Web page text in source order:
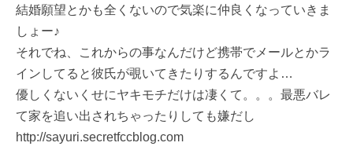
結婚願望とかも全くないので気楽に仲良くなっていきま
しょー♪
それでね、これからの事なんだけど携帯でメールとかラ
インしてると彼氏が覗いてきたりするんですよ…
優しくないくせにヤキモチだけは凄くて。。。最悪バレ
て家を追い出されちゃったりしても嫌だし
http://sayuri.secretfccblog.com